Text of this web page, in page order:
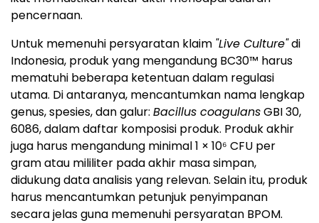
pencernaan.
Untuk memenuhi persyaratan klaim "Live Culture"di
Indonesia, produk yang mengandung BC30™ harus
mematuhi beberapa ketentuan dalam regulasi
utama. Di antaranya, mencantumkan nama lengkap
genus, spesies, dan galur: Bacillus coagulansGBI 30,
6086, dalam daftar komposisi produk. Produk akhir
juga harus mengandung minimal 1 × 10⁶ CFU per
gram atau mililiter pada akhir masa simpan,
didukung data analisis yang relevan. Selain itu, produk
harus mencantumkan petunjuk penyimpanan
secara jelas guna memenuhi persyaratan BPOM.